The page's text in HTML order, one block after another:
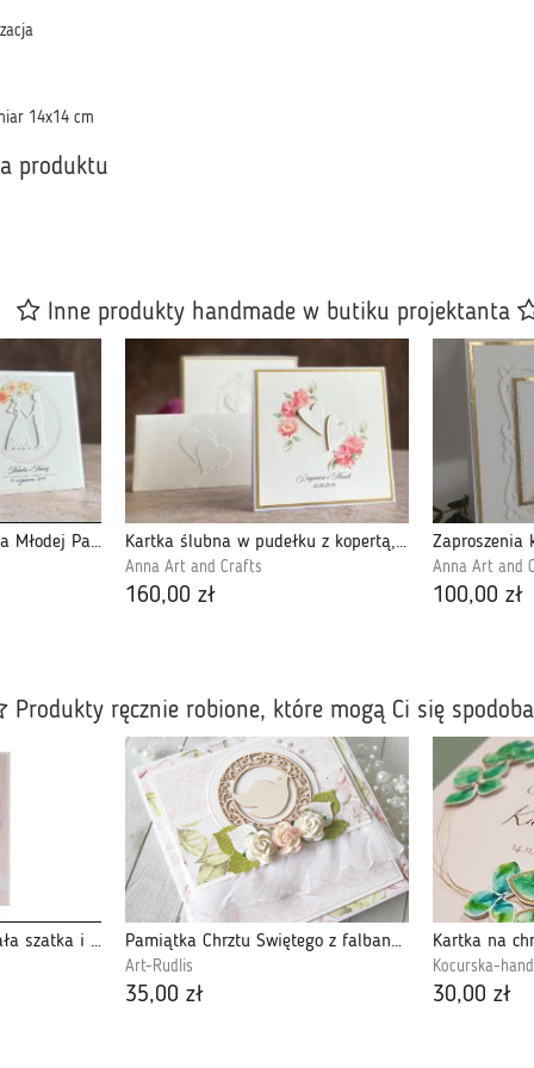
14x14 cm
produktu
Inne produkty handmade w butiku projektanta
Pudełko na pieniądze dla Młodej Pary WP 42D Kartka ślubna w pudełku z kopertą, WA26B
Anna Art and Crafts
160,00 zł
Anna Art and
100,00 zł
Produkty ręcznie robione, które mogą Ci się
Pamiątka Chrztu Św. biała szatka i różowe tło Pamiątka Chrztu Świętego z falbanką v. 4
Art-Rudlis
35,00 zł
Kartka na
Kocurska-
30,00 zł